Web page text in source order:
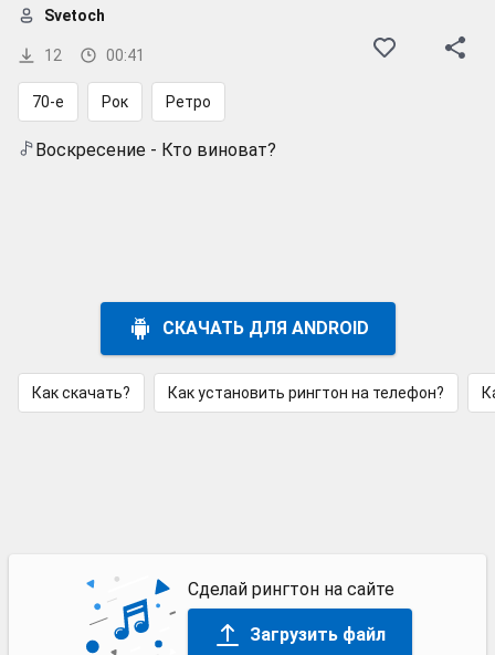
12 00:41
Svetoch
70-е Рок Ретро
Воскресение - Кто виноват?
СКАЧАТЬ ДЛЯ ANDROID
Как скачать? Как установить рингтон на телефон?
Сделай рингтон на сайте
Загрузить файл